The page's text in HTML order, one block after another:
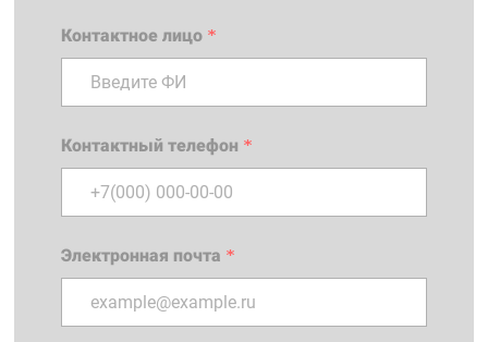
Контактное лицо *
Контактный телефон *
Электронная почта *